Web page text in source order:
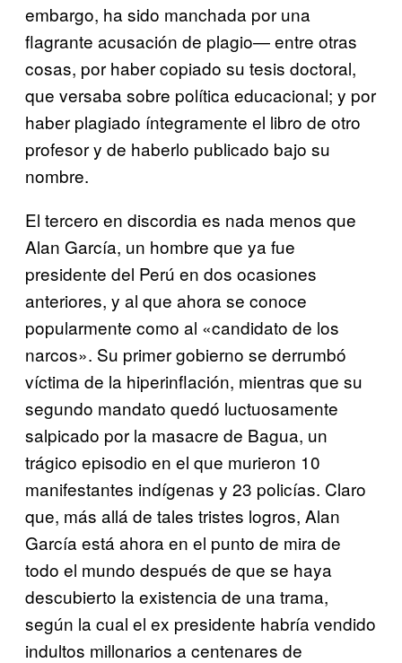
embargo, ha sido manchada por una
flagrante acusación de plagio— entre otras
cosas, por haber copiado su tesis doctoral,
que versaba sobre política educacional; y por
haber plagiado íntegramente el libro de otro
profesor y de haberlo publicado bajo su
nombre.
El tercero en discordia es nada menos que
Alan García, un hombre que ya fue
presidente del Perú en dos ocasiones
anteriores, y al que ahora se conoce
popularmente como al «candidato de los
narcos». Su primer gobierno se derrumbó
víctima de la hiperinflación, mientras que su
segundo mandato quedó luctuosamente
salpicado por la masacre de Bagua, un
trágico episodio en el que murieron 10
manifestantes indígenas y 23 policías. Claro
que, más allá de tales tristes logros, Alan
García está ahora en el punto de mira de
todo el mundo después de que se haya
descubierto la existencia de una trama,
según la cual el ex presidente habría vendido
indultos millonarios a centenares de